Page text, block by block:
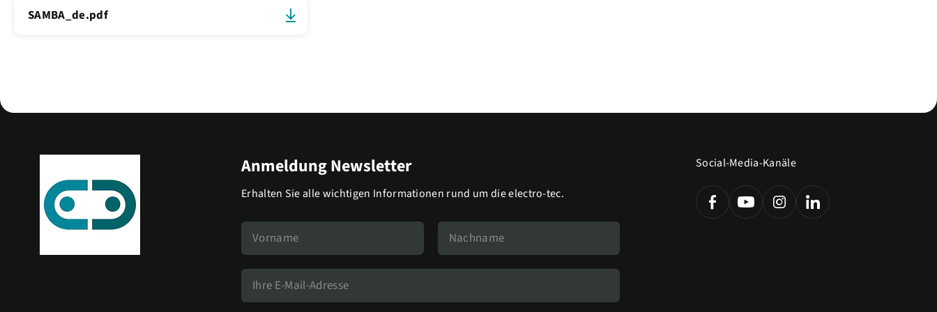
SAMBA_de.pdf
Anmeldung Newsletter
Erhalten Sie alle wichtigen Informationen rund um die electro-tec.
Social-Media-Kanäle